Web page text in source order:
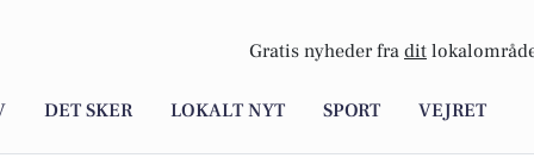
Gratis nyheder fra dit
DET SKER LOKALT NYT SPORT VEJRET